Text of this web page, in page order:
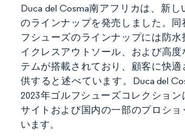
Duca del Cosma南アフリカは、新
のラインナップを発売しました。
フシューズのラインナップには防
イクレスアウトソール、および高度
テムが搭載されており、顧客に快
供すると述べています。Duca del
2023年ゴルフシューズコレクショ
サイトおよび国内の一部のプロショ
います。